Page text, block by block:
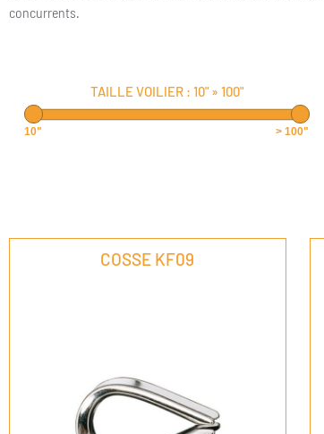
concurrents.
TAILLE VOILIER : 10"» 100"
10" > 100"
COSSE KF09